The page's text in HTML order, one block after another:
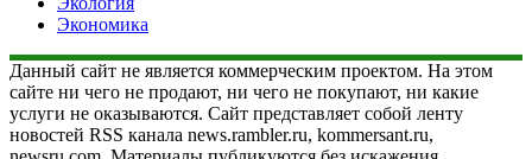
Экономика
Данный сайт не является коммерческим проектом. На этом
сайте ни чего не продают, ни чего не покупают, ни какие
услуги не оказываются. Сайт представляет собой ленту
новостей RSS канала news.rambler.ru, kommersant.ru,